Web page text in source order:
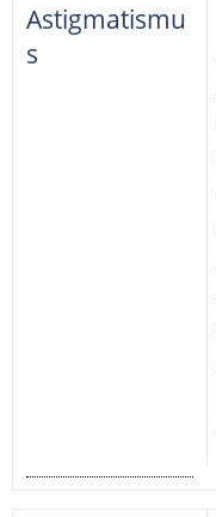
Astigmatismu
s